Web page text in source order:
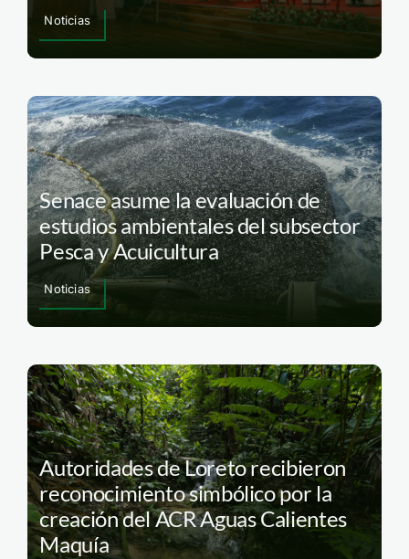
Noticias
Senace asume la evaluación de
estudios ambientales del subsector
Pesca y Acuicultura
Noticias
Autoridades de Loreto recibieron
reconocimiento simbólico por la
creación del ACR Aguas Calientes
Maquía